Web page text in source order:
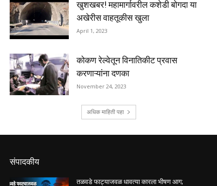
संपादकीय
तळवडे फाट्याजवळ धावत्या कारला भीषण आग;